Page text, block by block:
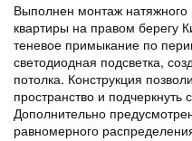
Выполнен монтаж натяжного
квартиры на правом берегу
теневое примыкание по
светодиодная подсветка,
потолка. Конструкция
пространство и
Дополнительно
равномерного